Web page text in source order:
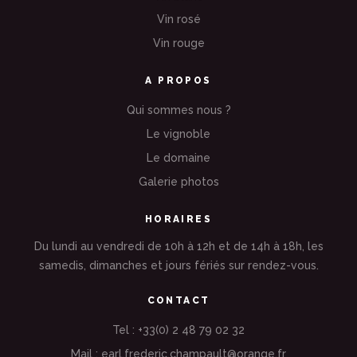
Vin rosé
Vin rouge
A PROPOS
Qui sommes nous ?
Le vignoble
Le domaine
Galerie photos
HORAIRES
Du lundi au vendredi de 10h à 12h et de 14h à 18h, les
samedis, dimanches et jours fériés sur rendez-vous.
CONTACT
Tel : +33(0) 2 48 79 02 32
Mail : earl.frederic.champault@orange.fr